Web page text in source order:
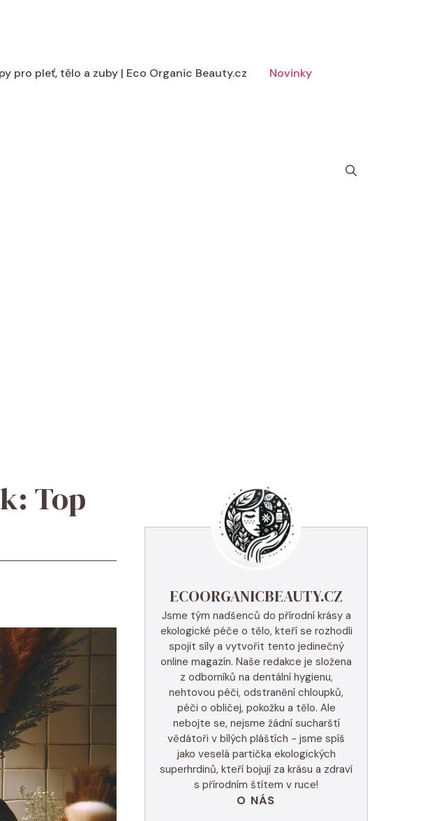
pro pleť, tělo a zuby | Eco Organic Beauty.cz Novinky
Top
ECOORGANICBEAUTY.CZ
Jsme tým nadšenců do přírodní krásy a
ekologické péče o tělo, kteří se rozhodli
spojit síly a vytvořit tento jedinečný
online magazín. Naše redakce je složena
z odborníků na dentální hygienu,
nehtovou péči, odstranění chloupků,
péči o obličej, pokožku a tělo. Ale
nebojte se, nejsme žádní sucharští
vědátoři v bílých pláštích - jsme spíš
jako veselá partička ekologických
superhrdinů, kteří bojují za krásu a zdraví
s přírodním štítem v ruce!
O NÁS